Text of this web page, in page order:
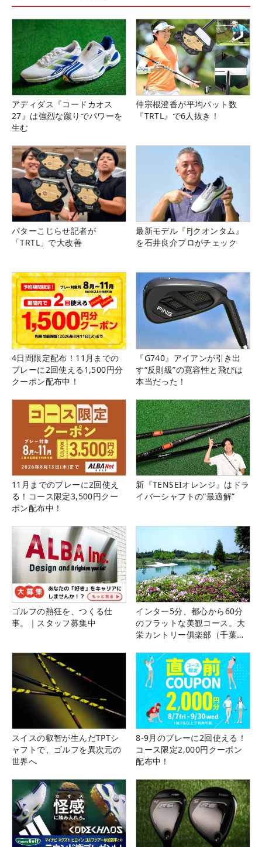
アディダス『コードカオス
27』は強烈な蹴りでパワーを
生む
仲宗根澄香が平均パット数
『TRTL』で6人抜き！
パターこじらせ記者が
「TRTL」で大改善
最新モデル『FJクオンタム』
を石井良介プロがチェック
4日間限定配布！11月までの
プレーに2回使える1,500円分
クーポン配布中！
『G740』アイアンが引き出
す“反則級”の寛容性と飛びは
本当だった！
11月までのプレーに2回使え
る！コース限定3,500円クー
ポン配布中！
新『TENSEIオレンジ』はドラ
イバーシャフトの“最適解”
ゴルフの熱狂を、つくる仕
事。｜スタッフ募集中
インター5分、都心から60分
のフラットな美観コース。大
栄カントリー俱楽部（千葉
スイスの叡智が生んだTPTシ
ャフトで、ゴルフを異次元の
世界へ
8-9月のプレーに2回使える！
コース限定2,000円クーポン
配布中！